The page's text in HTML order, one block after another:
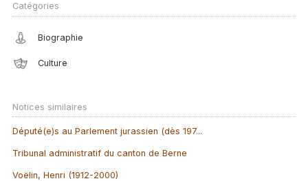
Catégories
Biographie
Culture
Notices similaires
Député(e)s au Parlement jurassien (dès 197...
Tribunal administratif du canton de Berne
Voëlin, Henri (1912-2000)